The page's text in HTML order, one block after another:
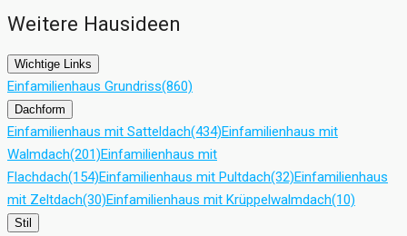
Weitere Hausideen
Wichtige Links
Einfamilienhaus Grundriss(860)
Dachform
Einfamilienhaus mit Satteldach(434)Einfamilienhaus mit
Walmdach(201)Einfamilienhaus mit
Flachdach(154)Einfamilienhaus mit Pultdach(32)Einfamilienhaus
mit Zeltdach(30)Einfamilienhaus mit Krüppelwalmdach(10)
Stil